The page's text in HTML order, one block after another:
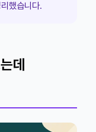
했습니다.
데